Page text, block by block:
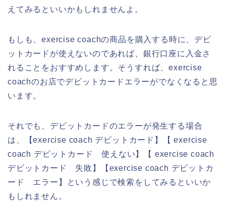
えてみるといいかもしれませんよ。
もしも、exercise coachの商品を購入する時に、デビ
ットカードが使えないのであれば、銀行口座に入金さ
れることをおすすめします。そうすれば、exercise
coachのお店でデビットカードエラーがでなくなると思
います。
それでも、デビットカードのエラーが発生する場合
は、【exercise coach デビットカード】【 exercise
coach デビットカード 使えない】【 exercise coach
デビットカード 失敗】【exercise coach デビットカ
ード エラー】という感じで検索をしてみるといいか
もしれません。